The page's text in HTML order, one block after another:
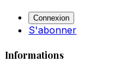
Connexion
S'abonner
Informations